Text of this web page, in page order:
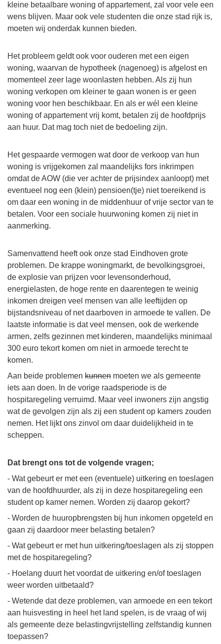
kleine betaalbare woning of appartement, zal voor vele een
wens blijven. Maar ook vele studenten die onze stad rijk is,
moeten wij onderdak kunnen bieden.
Het probleem geldt ook voor ouderen met een eigen
woning, waarvan de hypotheek (nagenoeg) is afgelost en
momenteel zeer lage woonlasten hebben. Als zij hun
woning verkopen om kleiner te gaan wonen is er geen
woning voor hen beschikbaar. En als er wél een kleine
woning of appartement vrij komt, betalen zij de hoofdprijs
aan huur. Dat mag toch niet de bedoeling zijn.
Het gespaarde vermogen wat door de verkoop van hun
woning is vrijgekomen zal maandelijks fors inkrimpen
omdat de AOW (die ver achter de prijsindex aanloopt) met
eventueel nog een (klein) pensioen(tje) niet toereikend is
om daar een woning in de middenhuur of vrije sector van te
betalen. Voor een sociale huurwoning komen zij niet in
aanmerking.
Samenvattend heeft ook onze stad Eindhoven grote
problemen. De krappe woningmarkt, de bevolkingsgroei,
de explosie van prijzen voor levensonderhoud,
energielasten, de hoge rente en daarentegen te weinig
inkomen dreigen veel mensen van alle leeftijden op
bijstandsniveau of net daarboven in armoede te vallen. De
laatste informatie is dat veel mensen, ook de werkende
armen, zelfs gezinnen met kinderen, maandelijks minimaal
300 euro tekort komen om niet in armoede terecht te
komen.
Aan beide problemen kunnen moeten we als gemeente
iets aan doen. In de vorige raadsperiode is de
hospitaregeling verruimd. Maar veel inwoners zijn angstig
wat de gevolgen zijn als zij een student op kamers zouden
nemen. Het lijkt ons zinvol om daar duidelijkheid in te
scheppen.
Dat brengt ons tot de volgende vragen;
- Wat gebeurt er met een (eventuele) uitkering en toeslagen
van de hoofdhuurder, als zij in deze hospitaregeling een
student op kamer nemen. Worden zij daarop gekort?
- Worden de huuropbrengsten bij hun inkomen opgeteld en
gaan zij daardoor meer belasting betalen?
- Wat gebeurt er met hun uitkering/toeslagen als zij stoppen
met de hospitaregeling?
- Hoelang duurt het voordat de uitkering en/of toeslagen
weer worden uitbetaald?
- Wetende dat deze problemen, van armoede en een tekort
aan huisvesting in heel het land spelen, is de vraag of wij
als gemeente deze belastingvrijstelling zelfstandig kunnen
toepassen?